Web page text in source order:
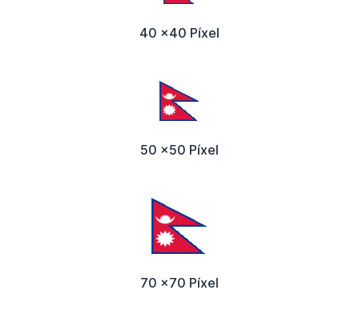
40 x40 Píxel
50 x50 Píxel
70 x70 Píxel